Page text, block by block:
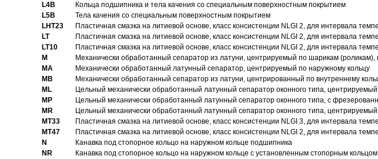
L4B
Кольца подшипника и тела качения со специальным поверхностным покрытием
L5B
Тела качения со специальным поверхностным покрытием
LHT23
Пластичная смазка на литиевой основе, класс консистенции NLGI 2, для интервала
LT
Пластичная смазка на литиевой основе, класс консистенции NLGI 2, для интервала
LT10
Пластичная смазка на литиевой основе, класс консистенции NLGI 2, для интервала
M
Механически обработанный сепаратор из латуни, центрируемый по шарикам
MA
Механически обработанный латунный сепаратор, центрируемый по наружному кольцу
MB
Механически обработанный сепаратор из латуни, центрированный по внутреннему
ML
Цельный механически обработанный латунный сепаратор оконного типа,
MP
Цельный механически обработанный латунный сепаратор оконного типа, с
MR
Цельный механически обработанный латунный сепаратор оконного типа,
MT33
Пластичная смазка на литиевой основе, класс консистенции NLGI 3, для интервала
MT47
Пластичная смазка на литиевой основе, класс консистенции NLGI 2, для интервала
N
Канавка под стопорное кольцо на наружном кольце подшипника
NR
Канавка под стопорное кольцо на наружном кольце с установленным стопорным кольцом